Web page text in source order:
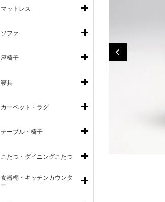
マットレス
ソファ
寝具
座椅子
カーペット・ラグ
テーブル・椅子
こたつ・ダイニングこたつ
食器棚・キッチンカウンタ
ー